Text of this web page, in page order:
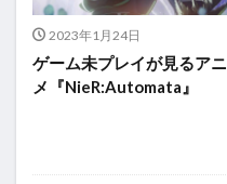
2023年1月24日
ゲーム未プレイが見るアニ
メ『NieR:Automata』